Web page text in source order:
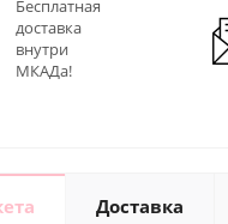
Бесплатная
доставка
внутри
МКАДа!
Доставка